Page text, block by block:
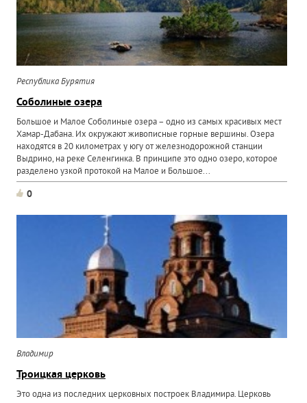
Республика Бурятия
Соболиные озера
Большое и Малое Соболиные озера – одно из самых красивых мест
Хамар-Дабана. Их окружают живописные горные вершины. Озера
находятся в 20 километрах у югу от железнодорожной станции
Выдрино, на реке Селенгинка. В принципе это одно озеро, которое
разделено узкой протокой на Малое и Большое...
0
Владимир
Троицкая церковь
Это одна из последних церковных построек Владимира. Церковь